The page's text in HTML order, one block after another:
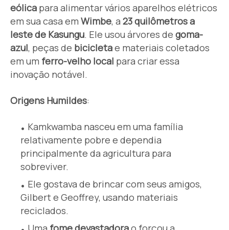
eólica para alimentar vários aparelhos elétricos
em sua casa em Wimbe, a 23 quilômetros a
leste de Kasungu. Ele usou árvores de goma-
azul, peças de bicicletae materiais coletados
em um ferro-velho local para criar essa
inovação notável.
Origens Humildes:
Kamkwamba nasceu em uma família
relativamente pobre e dependia
principalmente da agricultura para
sobreviver.
Ele gostava de brincar com seus amigos,
Gilbert e Geoffrey, usando materiais
reciclados.